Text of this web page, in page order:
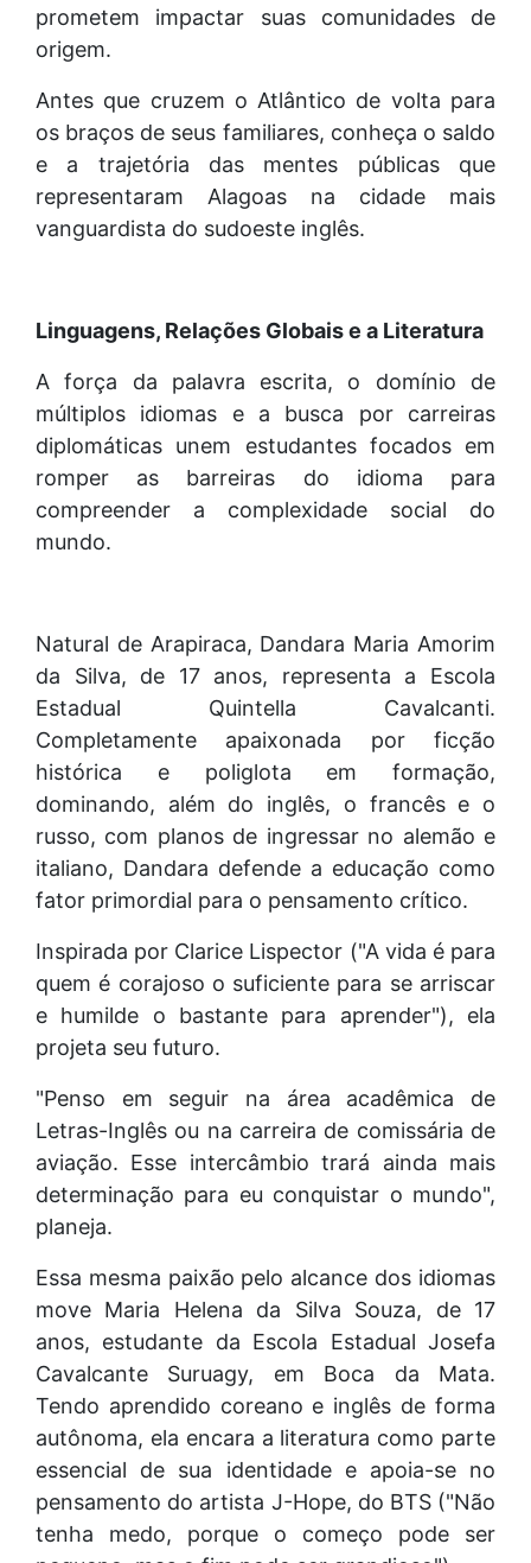
prometem impactar suas comunidades de
origem.
Antes que cruzem o Atlântico de volta para
os braços de seus familiares, conheça o saldo
e a trajetória das mentes públicas que
representaram Alagoas na cidade mais
vanguardista do sudoeste inglês.
Linguagens, Relações Globais e a Literatura
A força da palavra escrita, o domínio de
múltiplos idiomas e a busca por carreiras
diplomáticas unem estudantes focados em
romper as barreiras do idioma para
compreender a complexidade social do
mundo.
Natural de Arapiraca, Dandara Maria Amorim
da Silva, de 17 anos, representa a Escola
Estadual Quintella Cavalcanti.
Completamente apaixonada por ficção
histórica e poliglota em formação,
dominando, além do inglês, o francês e o
russo, com planos de ingressar no alemão e
italiano, Dandara defende a educação como
fator primordial para o pensamento crítico.
Inspirada por Clarice Lispector ("A vida é para
quem é corajoso o suficiente para se arriscar
e humilde o bastante para aprender"), ela
projeta seu futuro.
"Penso em seguir na área acadêmica de
Letras-Inglês ou na carreira de comissária de
aviação. Esse intercâmbio trará ainda mais
determinação para eu conquistar o mundo",
planeja.
Essa mesma paixão pelo alcance dos idiomas
move Maria Helena da Silva Souza, de 17
anos, estudante da Escola Estadual Josefa
Cavalcante Suruagy, em Boca da Mata.
Tendo aprendido coreano e inglês de forma
autônoma, ela encara a literatura como parte
essencial de sua identidade e apoia-se no
pensamento do artista J-Hope, do BTS ("Não
tenha medo, porque o começo pode ser